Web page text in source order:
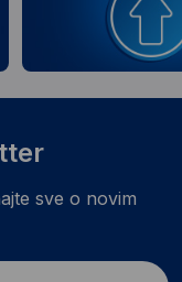
sve o novim